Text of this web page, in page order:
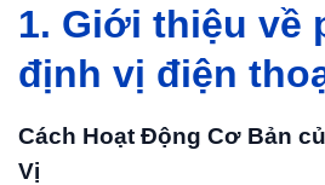
1. Giới thiệu về
định vị điện
Cách Hoạt Động Cơ Bản
Vị